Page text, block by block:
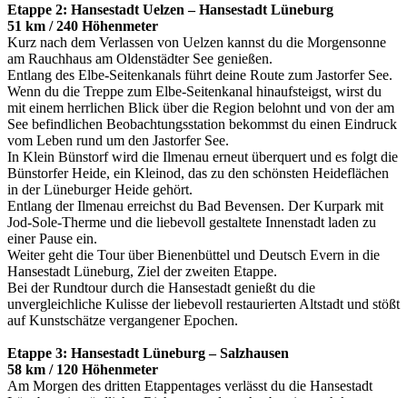
Etappe 2: Hansestadt Uelzen – Hansestadt Lüneburg
51 km / 240 Höhenmeter
Kurz nach dem Verlassen von Uelzen kannst du die Morgensonne
am Rauchhaus am Oldenstädter See genießen.
Entlang des Elbe-Seitenkanals führt deine Route zum Jastorfer See.
Wenn du die Treppe zum Elbe-Seitenkanal hinaufsteigst, wirst du
mit einem herrlichen Blick über die Region belohnt und von der am
See befindlichen Beobachtungsstation bekommst du einen Eindruck
vom Leben rund um den Jastorfer See.
In Klein Bünstorf wird die Ilmenau erneut überquert und es folgt die
Bünstorfer Heide, ein Kleinod, das zu den schönsten Heideflächen
in der Lüneburger Heide gehört.
Entlang der Ilmenau erreichst du Bad Bevensen. Der Kurpark mit
Jod-Sole-Therme und die liebevoll gestaltete Innenstadt laden zu
einer Pause ein.
Weiter geht die Tour über Bienenbüttel und Deutsch Evern in die
Hansestadt Lüneburg, Ziel der zweiten Etappe.
Bei der Rundtour durch die Hansestadt genießt du die
unvergleichliche Kulisse der liebevoll restaurierten Altstadt und stößt
auf Kunstschätze vergangener Epochen.
Etappe 3: Hansestadt Lüneburg – Salzhausen
58 km / 120 Höhenmeter
Am Morgen des dritten Etappentages verlässt du die Hansestadt